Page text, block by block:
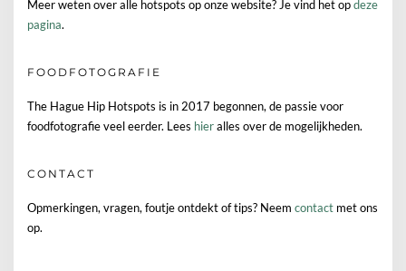
Meer weten over alle hotspots op onze website? Je vind het opdeze
pagina.
FOODFOTOGRAFIE
The Hague Hip Hotspots is in 2017 begonnen, de passie voor
foodfotografie veel eerder. Lees hieralles over de mogelijkheden.
CONTACT
Opmerkingen, vragen, foutje ontdekt of tips? Neem contact met ons
op.